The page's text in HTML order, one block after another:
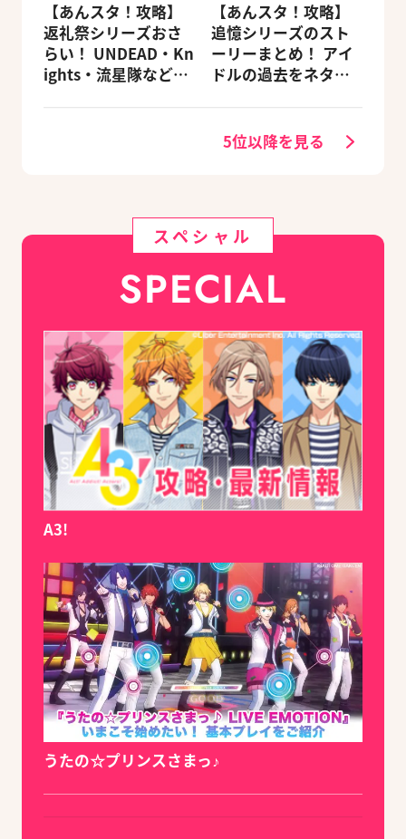
【あんスタ！攻略】
返礼祭シリーズおさ
らい！ UNDEAD・Kn
ights・流星隊など、
【あんスタ！攻略】
追憶シリーズのスト
ーリーまとめ！ アイ
ドルの過去をネタバ
5位以降を見る
スペシャル
SPECIAL
A3!
うたの☆プリンスさまっ♪